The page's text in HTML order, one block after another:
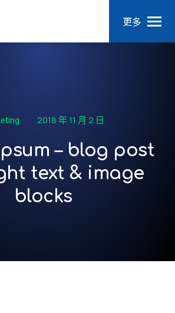
更多
2018 年 11 月 2 日
– blog post
text & image
blocks